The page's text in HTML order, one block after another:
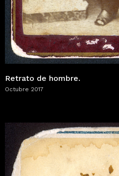
Retrato de hombre.
Octubre 2017